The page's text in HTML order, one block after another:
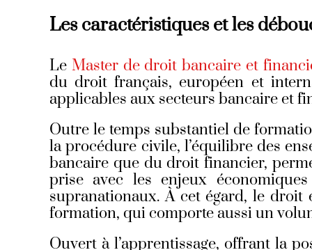
Les caractéristiques et les
Le Master de droit bancaire et
du droit français, européen et
applicables aux secteurs bancaire et
Outre le temps substantiel de
la procédure civile, l’équilibre des
bancaire que du droit financier,
prise avec les enjeux
supranationaux. À cet égard, le
formation, qui comporte aussi un
Ouvert à l’apprentissage, offrant la